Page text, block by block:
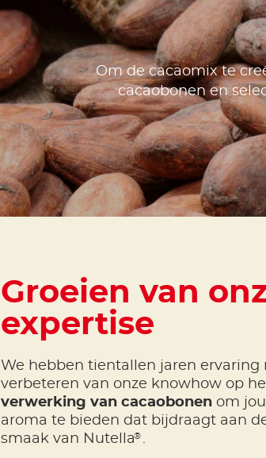
Om de cacaomix te
cacaobonen en
Groeien van
expertise
We hebben tientallen jaren ervaring
verbeteren van onze knowhow op
verwerking van cacaobonenom jou
aroma te bieden dat bijdraagt aan
smaak van Nutella® .